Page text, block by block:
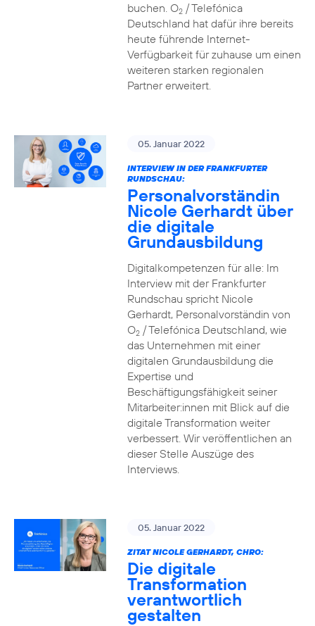
buchen. O2/ Telefónica
Deutschland hat dafür ihre bereits
heute führende Internet-
Verfügbarkeit für zuhause um einen
weiteren starken regionalen
Partner erweitert.
05. Januar 2022
INTERVIEW IN DER FRANKFURTER
RUNDSCHAU:
Personalvorständin
Nicole Gerhardt über
die digitale
Grundausbildung
Digitalkompetenzen für alle: Im
Interview mit der Frankfurter
Rundschau spricht Nicole
Gerhardt, Personalvorständin von
O2/ Telefónica Deutschland, wie
das Unternehmen mit einer
digitalen Grundausbildung die
Expertise und
Beschäftigungsfähigkeit seiner
Mitarbeiter:innen mit Blick auf die
digitale Transformation weiter
verbessert. Wir veröffentlichen an
dieser Stelle Auszüge des
Interviews.
05. Januar 2022
ZITAT NICOLE GERHARDT, CHRO:
Die digitale
Transformation
verantwortlich
gestalten